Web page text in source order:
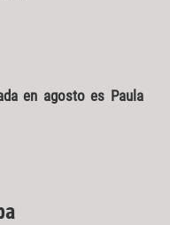
en agosto es Paula